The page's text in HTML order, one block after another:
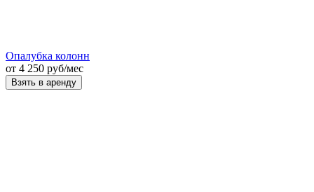
Опалубка колонн
от 4 250 руб/мес
Взять в аренду